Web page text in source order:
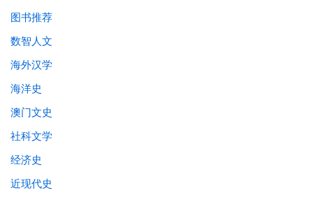
图书推荐
数智人文
海外汉学
海洋史
澳门文史
社科文学
经济史
近现代史